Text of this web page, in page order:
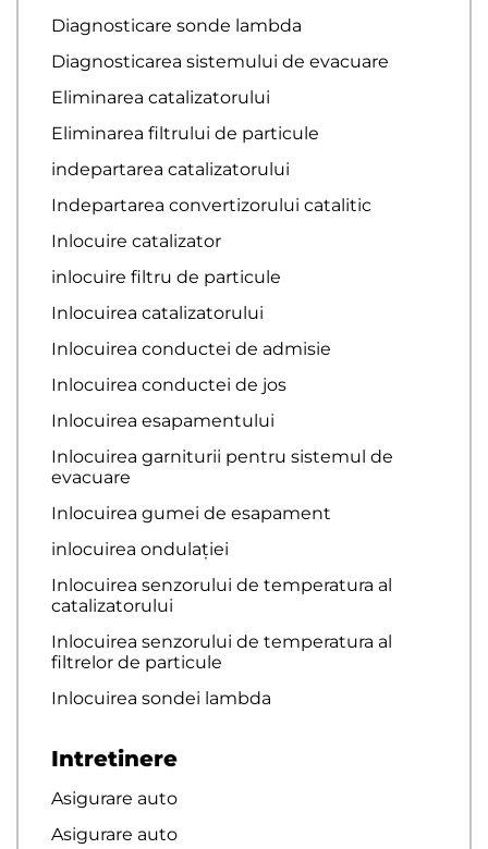
Diagnosticare sonde lambda
Diagnosticarea sistemului de evacuare
Eliminarea catalizatorului
Eliminarea filtrului de particule
indepartarea catalizatorului
Indepartarea convertizorului catalitic
Inlocuire catalizator
inlocuire filtru de particule
Inlocuirea catalizatorului
Inlocuirea conductei de admisie
Inlocuirea conductei de jos
Inlocuirea esapamentului
Inlocuirea garniturii pentru sistemul de
evacuare
Inlocuirea gumei de esapament
inlocuirea ondulației
Inlocuirea senzorului de temperatura al
catalizatorului
Inlocuirea senzorului de temperatura al
filtrelor de particule
Inlocuirea sondei lambda
Intretinere
Asigurare auto
Asigurare auto